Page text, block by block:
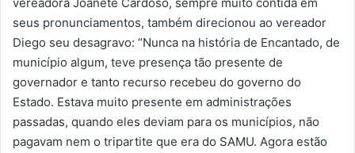
seus pronunciamentos, também direcionou ao vereador
Diego seu desagravo: “Nunca na história de Encantado, de
município algum, teve presença tão presente de
governador e tanto recurso recebeu do governo do
Estado. Estava muito presente em administrações
passadas, quando eles deviam para os municípios, não
pagavam nem o tripartite que era do SAMU. Agora estão